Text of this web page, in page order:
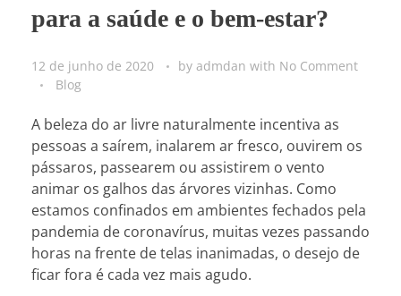
para a saúde e o bem-estar?
12 de junho de 2020 by admdan with No Comment
Blog
A beleza do ar livre naturalmente incentiva as
pessoas a saírem, inalarem ar fresco, ouvirem os
pássaros, passearem ou assistirem o vento
animar os galhos das árvores vizinhas. Como
estamos confinados em ambientes fechados pela
pandemia de coronavírus, muitas vezes passando
horas na frente de telas inanimadas, o desejo de
ficar fora é cada vez mais agudo.